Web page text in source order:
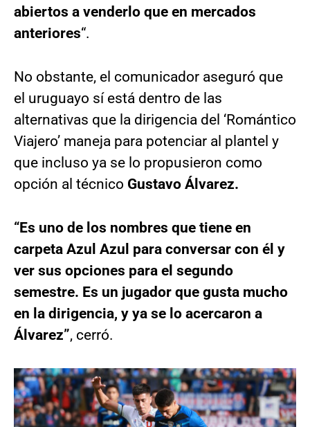
abiertos a venderlo que en mercados
anteriores“.
No obstante, el comunicador aseguró que
el uruguayo sí está dentro de las
alternativas que la dirigencia del ‘Romántico
Viajero’ maneja para potenciar al plantel y
que incluso ya se lo propusieron como
opción al técnico Gustavo Álvarez.
“Es uno de los nombres que tiene en
carpeta Azul Azul para conversar con él y
ver sus opciones para el segundo
semestre. Es un jugador que gusta mucho
en la dirigencia, y ya se lo acercaron a
Álvarez”, cerró.